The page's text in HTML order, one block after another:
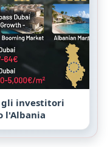
gli investitori
l'Albania